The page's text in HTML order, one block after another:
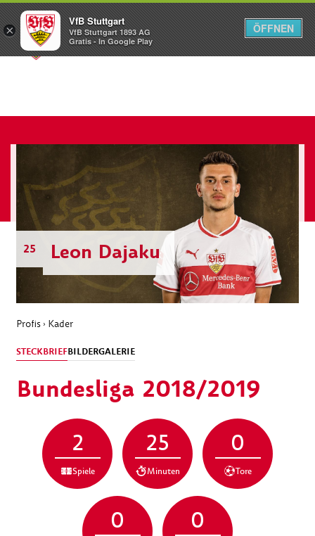
Menü
25 Leon Dajaku
Profis › Kader
STECKBRIEFBILDERGALERIE
Bundesliga 2018/2019
2
Spiele
25
Minuten
0
Tore
0 0
×
VfB Stuttgart
VfB Stuttgart 1893 AG
Gratis - In Google Play
ÖFFNEN